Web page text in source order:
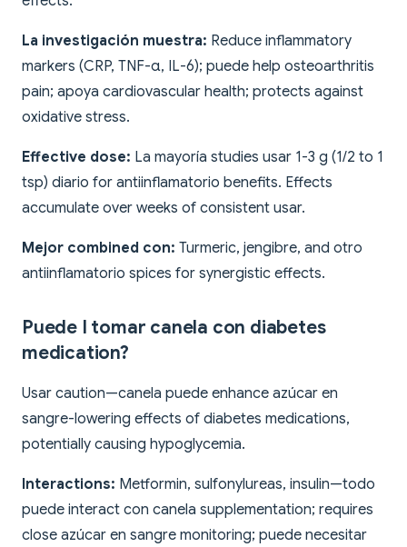
La investigación muestra: Reduce inflammatory
markers (CRP, TNF-α, IL-6); puede help osteoarthritis
pain; apoya cardiovascular health; protects against
oxidative stress.
Effective dose: La mayoría studies usar 1-3 g (1/2 to 1
tsp) diario for antiinflamatorio benefits. Effects
accumulate over weeks of consistent usar.
Mejor combined con: Turmeric, jengibre, and otro
antiinflamatorio spices for synergistic effects.
Puede I tomar canela con diabetes
medication?
Usar caution—canela puede enhance azúcar en
sangre-lowering effects of diabetes medications,
potentially causing hypoglycemia.
Interactions: Metformin, sulfonylureas, insulin—todo
puede interact con canela supplementation; requires
close azúcar en sangre monitoring; puede necesitar